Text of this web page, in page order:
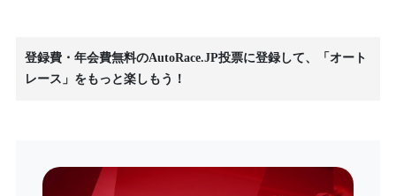
登録費・年会費無料のAutoRace.JP投票に登録して、「オート
レース」をもっと楽しもう！